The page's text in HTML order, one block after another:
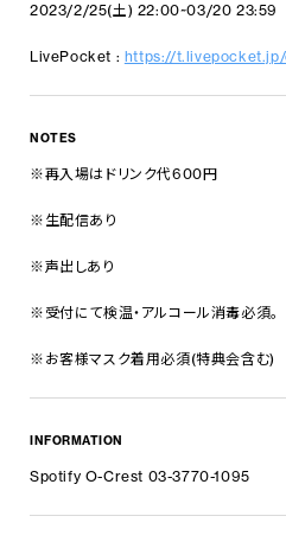
2023/2/25(土) 22:00~03/20 23:59
LivePocket : https://
NOTES
※再入場はドリンク代600円
※生配信あり
※声出しあり
※受付にて検温・アルコール消毒必須。
※お客様マスク着用必須(特典会含む)
INFORMATION
Spotify O-Crest 03-3770-1095